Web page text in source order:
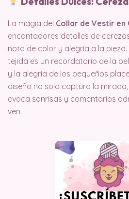
La magia del Collar de Vestir en
encantadores detalles de
nota de color y alegría a la pieza.
tejida es un recordatorio de la
y la alegría de los pequeños
diseño no solo captura la
evoca sonrisas y comentarios
ven.